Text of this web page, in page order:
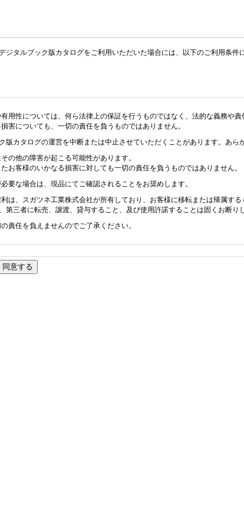
タルブック版カタログをご利用いただいた場合には、以下のご利用条件
性については、何ら法律上の保証を行うものではなく、法的な義務や責
害についても、一切の責任を負うものではありません。
カタログの運営を中断または中止させていただくことがあります。あら
の他の障害が起こる可能性があります。
客様のいかなる損害に対しても一切の責任を負うものではありません。
な場合は、現品にてご確認されることをお奨めします。
、スガツネ工業株式会社が所有しており、お客様に移転または帰属する
三者に転売、譲渡、貸与すること、及び使用許諾することは固くお断りし
責任を負えませんのでご了承ください。